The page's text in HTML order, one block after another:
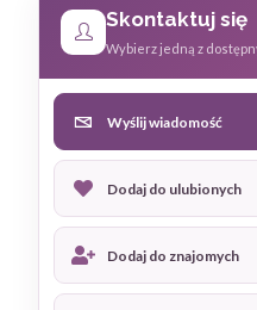
Skontaktuj się
Wybierz jedną z
Wyślij wiadomość
Dodaj do ulubionych
Dodaj do znajomych